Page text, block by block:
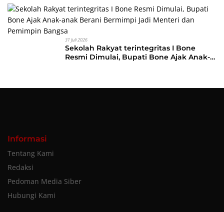
Kebersamaan dan Semangat
Membangun Daerah
31 Juli 2026
Sekolah Rakyat terintegritas I Bone
Resmi Dimulai, Bupati Bone Ajak Anak-
Informasi
Tentang Kami
Redaksi
Pedoman Media Siber
Hubungi Kami